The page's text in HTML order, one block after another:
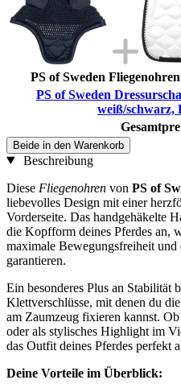
PS of Sweden
PS of Sweden
weiß/schwarz,
Beide in den Warenkorb
Beschreibung
Diese Fliegenohren von PS of
liebevolles Design mit einer
Vorderseite. Das handgehäkelte
die Kopfform deines Pferdes an,
maximale Bewegungsfreiheit
garantieren.
Ein besonderes Plus an Stabilität
Klettverschlüsse, mit denen du
am Zaumzeug fixieren kannst.
oder als stylisches Highlight im
das Outfit deines Pferdes perfekt
Deine Vorteile im Überblick: